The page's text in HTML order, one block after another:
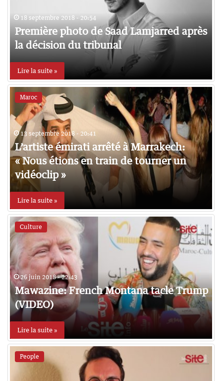
18 septembre 2018 - 20:54
Première photo de Saad Lamjarred après
la décision du tribunal
Lire la suite »
Maroc
13 septembre 2018 - 20:41
L’artiste émirati arrêté à Marrakech:
« Nous étions en train de tourner un
vidéoclip »
Lire la suite »
Culture
26 juin 2018 - 22:43
Mawazine: French Montana tacle Trump
(VIDEO)
Lire la suite »
People